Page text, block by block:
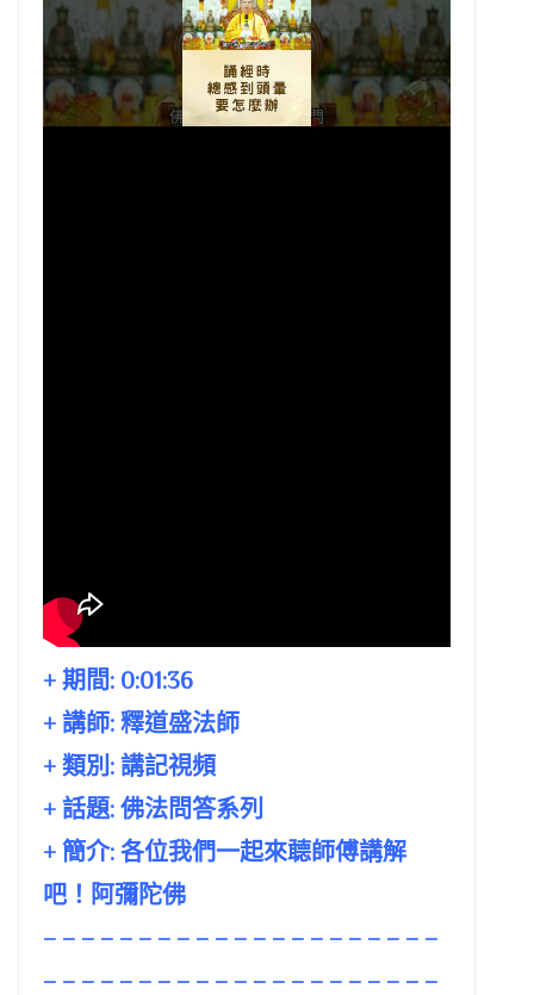
+ 期間: 0:01:36
+ 講師: 釋道盛法師
+ 類別: 講記視頻
+ 話題: 佛法問答系列
+ 簡介: 各位我們一起來聼師傅講解
吧！阿彌陀佛
– – – – – – – – – – – – – – – – – – – – –
– – – – – – – – – – – – – – – – – – – – –